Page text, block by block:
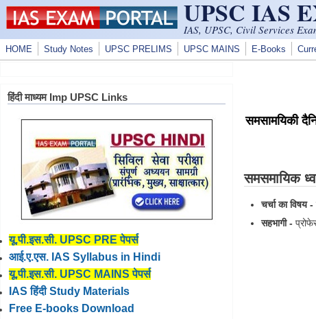
Skip to main content UPSC IAS
IAS, UPSC, Civil Services
HOME Study Notes UPSC PRELIMS UPSC MAINS E-Books
समसामयिकी
समसमायिक
चर्चा का विषय -
सहभागी -
हिंदी माध्यम Imp UPSC Links
यू.पी.इस.सी. UPSC PRE पेपर्स
आई.ए.एस. IAS Syllabus in Hindi
यू.पी.इस.सी. UPSC MAINS पेपर्स
IAS हिंदी Study Materials
Free E-books Download